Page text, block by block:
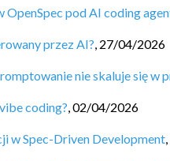
OpenSpec pod AI coding
przez AI?, 27/04/2026
nie skaluje się w
coding?,02/04/2026
w Spec-Driven Development,